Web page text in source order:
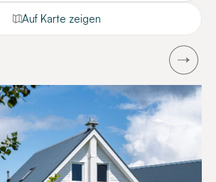
Auf Karte zeigen
Next